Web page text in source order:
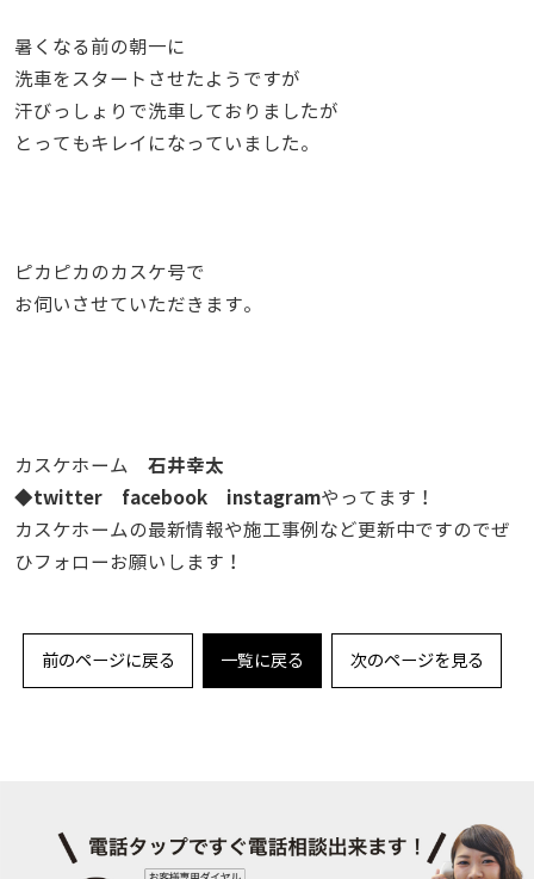
暑くなる前の朝一に
洗車をスタートさせたようですが
汗びっしょりで洗車しておりましたが
とってもキレイになっていました。
ピカピカのカスケ号で
お伺いさせていただきます。
カスケホーム 石井幸太
◆twitter facebook instagramやってます！
カスケホームの最新情報や施工事例など更新中ですのでぜ
ひフォローお願いします！
前のページに戻る 一覧に戻る 次のページを見る